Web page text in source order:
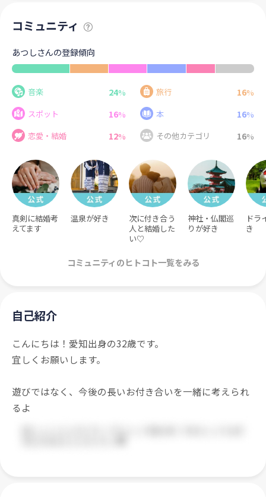
コミュニティ
あつしさんの登録傾向
音楽 24% 旅行 16%
スポット
16% 本 16%
恋愛・結婚
12% その他カテゴリ 16%
真剣に結婚考
えてます
温泉が好き
次に付き合う
人と結婚した
い♡
神社・仏閣巡
りが好き
ドラ
き
コミュニティのヒトコト一覧をみる
自己紹介
こんにちは！愛知出身の32歳です。
宜しくお願いします。
遊びではなく、今後の長いお付き合いを一緒に考えられ
るよ